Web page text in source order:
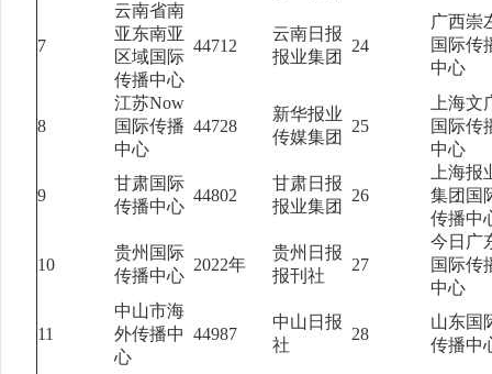
7
云南省南
亚东南亚
区域国际
传播中心
44712
云南日报
报业集团
24
广西崇
国际传
中心
8
江苏Now
国际传播
中心
44728
新华报业
传媒集团
25
上海文
国际传
中心
9
甘肃国际
传播中心
44802
甘肃日报
报业集团
26
上海报
集团国
传播中
10
贵州国际
传播中心
2022年
贵州日报
报刊社
27
今日广
国际传
中心
11
中山市海
外传播中
心
44987
中山日报
社
28
山东国
传播中